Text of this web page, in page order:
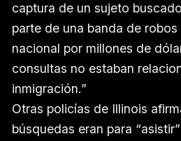
captura de un sujeto
parte de una banda de
nacional por millones de
consultas no estaban
inmigración.”
Otras policías de Illinois
búsquedas eran para